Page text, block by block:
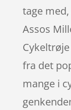
tage
Assos
fra det
mange i